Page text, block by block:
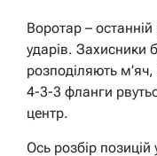
Воротар –
ударів. Захисники
розподіляють
4-3-3 фланги
центр.
Ось розбір позицій